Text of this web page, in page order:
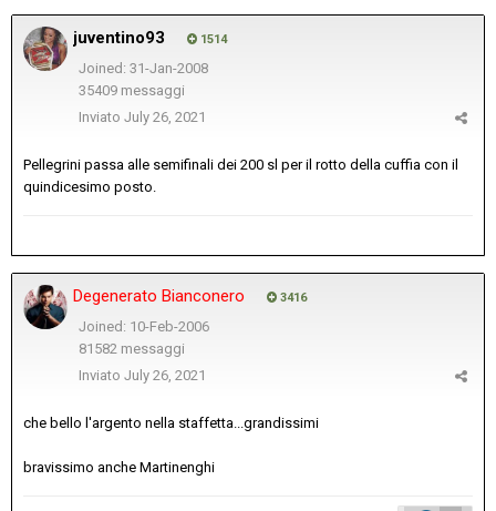
juventino93 1514
Joined: 31-Jan-2008
35409 messaggi
Inviato July 26, 2021
Pellegrini passa alle semifinali dei 200 sl per il rotto della cuffia con il
quindicesimo posto.
Degenerato Bianconero 3416
Joined: 10-Feb-2006
81582 messaggi
Inviato July 26, 2021
che bello l'argento nella staffetta...grandissimi
bravissimo anche Martinenghi